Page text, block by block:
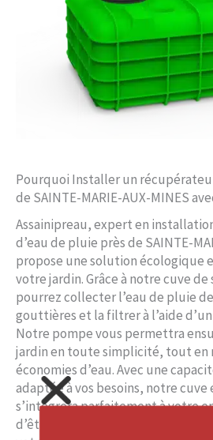
Pourquoi Installer un
de SAINTE-MARIE-AUX-MINES
Assainipreau, expert en
d’eau de pluie près de SAINTE-
propose une solution écologique
votre jardin. Grâce à notre cuve
pourrez collecter l’eau de pluie
gouttières et la filtrer à l’aide
Notre pompe vous permettra
jardin en toute simplicité, tout en
économies d’eau. Avec une
adaptée à vos besoins, notre
s’intégrera parfaitement à votre
d’être durable, notre installation